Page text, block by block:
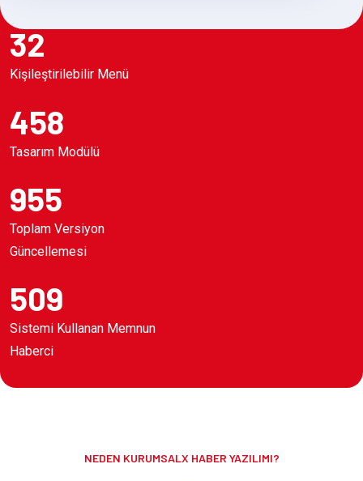
32
Kişileştirilebilir Menü
458
Tasarım Modülü
955
Toplam Versiyon
Güncellemesi
509
Sistemi Kullanan Memnun
Haberci
NEDEN KURUMSALX HABER YAZILIMI?